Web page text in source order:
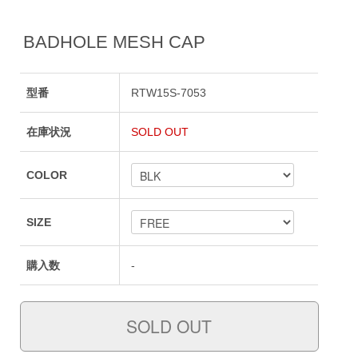
BADHOLE MESH CAP
型番 RTW15S-7053
在庫状況 SOLD OUT
COLOR
SIZE
購入数 -